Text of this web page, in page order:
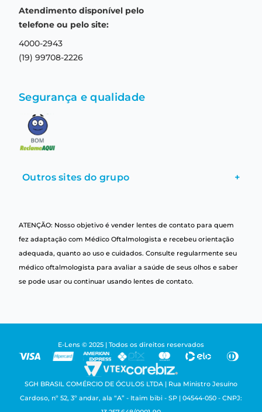
Aviso de privacidade
Termos e condições de uso
Central de relacionamento
Atendimento disponível pelo
telefone ou pelo site:
4000-2943
(19) 99708-2226
Segurança e qualidade
Outros sites do grupo +
ATENÇÃO: Nosso objetivo é vender lentes de contato para quem
fez adaptação com Médico Oftalmologista e recebeu orientação
adequada, quanto ao uso e cuidados. Consulte regularmente seu
médico oftalmologista para avaliar a saúde de seus olhos e saber
se pode usar ou continuar usando lentes de contato.
E-Lens © 2025 | Todos os direitos reservados
SGH BRASIL COMÉRCIO DE ÓCULOS LTDA | Rua Ministro Jesuíno
Cardoso, nº 52, 3º andar, ala “A” - Itaim bibi - SP | 04544-050 - CNPJ: